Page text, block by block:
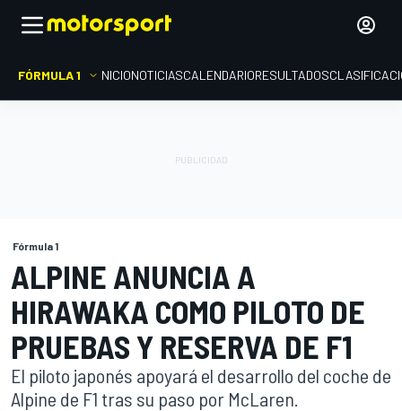
FÓRMULA 1 INICIONOTICIASCALENDARIORESULTADOS
Fórmula 1
ALPINE ANUNCIA A
HIRAWAKA COMO PILOTO DE
PRUEBAS Y RESERVA DE F1
El piloto japonés apoyará el desarrollo del coche de
Alpine de F1 tras su paso por McLaren.